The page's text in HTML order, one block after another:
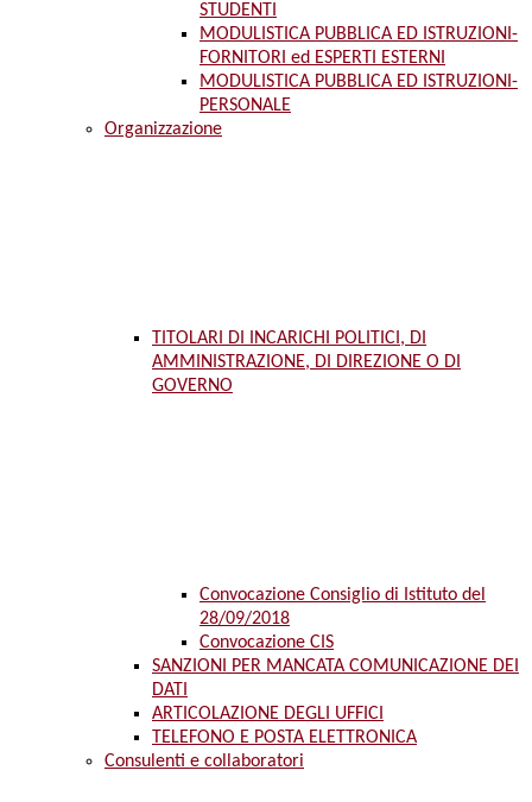
STUDENTI
MODULISTICA PUBBLICA ED ISTRUZIONI-
FORNITORI ed ESPERTI ESTERNI
MODULISTICA PUBBLICA ED ISTRUZIONI-
PERSONALE
Organizzazione
TITOLARI DI INCARICHI POLITICI, DI
AMMINISTRAZIONE, DI DIREZIONE O DI
GOVERNO
Convocazione Consiglio di Istituto del
28/09/2018
Convocazione CIS
SANZIONI PER MANCATA COMUNICAZIONE DEI
DATI
ARTICOLAZIONE DEGLI UFFICI
TELEFONO E POSTA ELETTRONICA
Consulenti e collaboratori